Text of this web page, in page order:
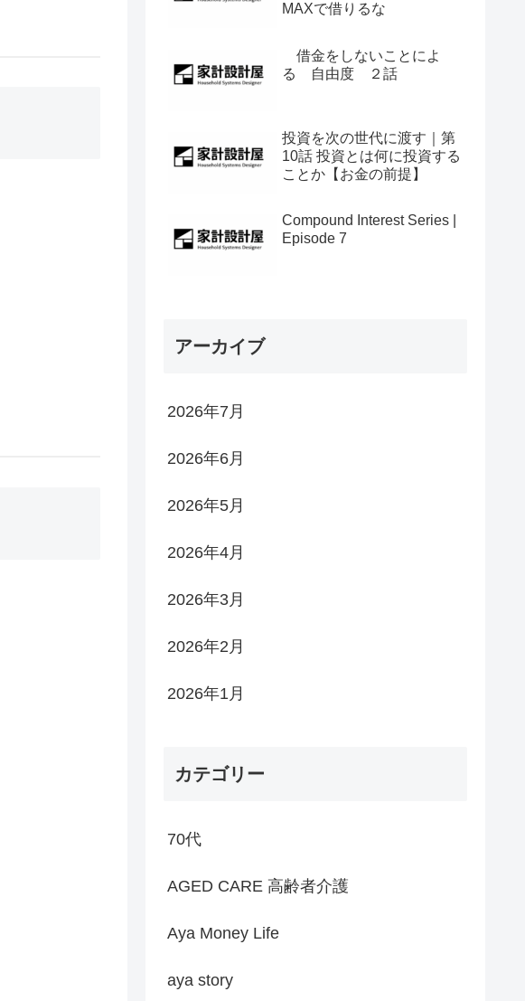
MAXで借りるな
借金をしないことによ
る 自由度 ２話
投資を次の世代に渡す｜第
10話 投資とは何に投資する
ことか【お金の前提】
Compound Interest Series |
Episode 7
アーカイブ
2026年7月
2026年6月
2026年5月
2026年4月
2026年3月
2026年2月
2026年1月
カテゴリー
70代
AGED CARE 高齢者介護
Aya Money Life
aya story